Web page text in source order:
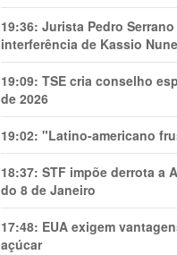
19:36: Jurista Pedro
interferência de Kassio
19:09: TSE cria conselho
de 2026
19:02: "Latino-americano
18:37: STF impõe derrota a
do 8 de Janeiro
17:48: EUA exigem
açúcar